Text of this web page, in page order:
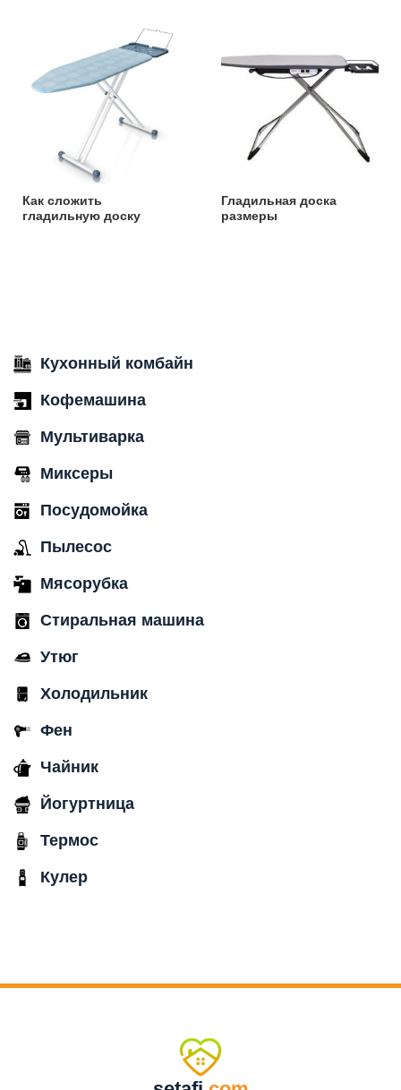
Как сложить
гладильную доску
Гладильная доска
размеры
Кухонный комбайн
Кофемашина
Мультиварка
Миксеры
Посудомойка
Пылесос
Мясорубка
Стиральная машина
Утюг
Холодильник
Фен
Чайник
Йогуртница
Термос
Кулер